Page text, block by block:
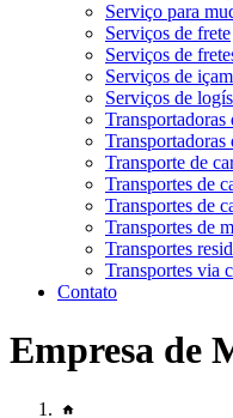
Serviço para
Serviços de frete
Serviços de
Serviços de
Serviços de
Transportadoras
Transportadoras
Transporte de
Transportes de
Transportes de
Transportes de
Transportes
Transportes via
Contato
Empresa de